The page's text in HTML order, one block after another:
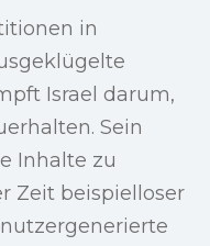
in
Israel darum,
Sein
Inhalte zu
Zeit beispielloser